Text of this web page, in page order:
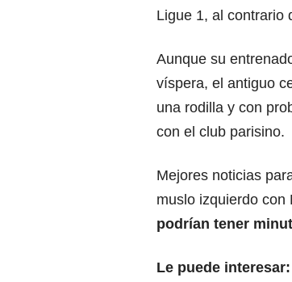
Ligue 1, al contrario
Aunque su
víspera, el antiguo
una rodilla y con
con el club parisino.
Mejores noticias
muslo izquierdo con
podrían tener
Le puede interesar: